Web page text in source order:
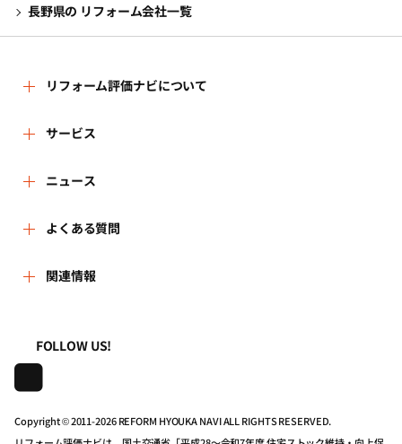
長野県の リフォーム会社一覧
リフォーム評価ナビについて
リフォーム評価ナビとは
運営体制
はじめての方へ
事務局へのお問い合せ
リフォーム会社一覧
住宅関連機関リンク集
サービス
リフォーム会社を探す
リフォーム事例を見る
リフォームを相談する
動画で学べるリフォームの基礎知識
マイページの活用
ニュース
新着情報
講習会・セミナー
よくある質問
よくある質問
プライバシーポリシー
動作推奨環境について
関連情報
株式会社日本建築住宅センター
FOLLOW US!
Copyright © 2011-2026 REFORM HYOUKA NAVI ALL RIGHTS RESERVED.